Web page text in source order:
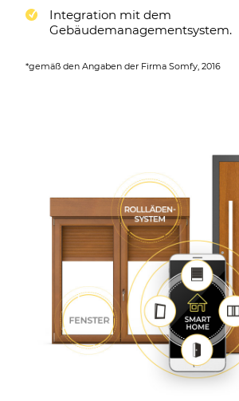
Integration mit dem
Gebäudemanagementsystem.
*gemäß den Angaben der Firma Somfy, 2016